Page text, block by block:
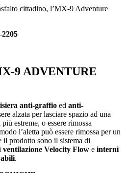
cittadino, l’MX-9 Adventure
9 ADVENTURE
anti-graffio ed anti-
alzata per lasciare spazio ad una
estreme, o essere rimossa
l’aletta può essere rimossa per un
il prodotto sono il sistema di
ventilazione Velocity Flow e interni
.